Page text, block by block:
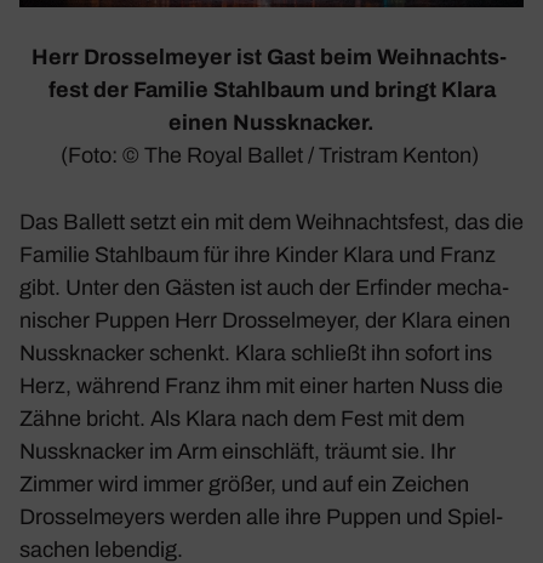
Herr Dros­sel­meyer ist Gast beim Weih­nachts­
fest der Familie Stahl­baum und bringt Klara
einen Nuss­kna­cker.
(Foto: © The Royal Ballet / Tristram Kenton)
Das Ballett setzt ein mit dem Weih­nachts­fest, das die
Familie Stahl­baum für ihre Kinder Klara und Franz
gibt. Unter den Gästen ist auch der Erfinder mecha­
ni­scher Puppen Herr Dros­sel­meyer, der Klara einen
Nuss­kna­cker schenkt. Klara schließt ihn sofort ins
Herz, während Franz ihm mit einer harten Nuss die
Zähne bricht. Als Klara nach dem Fest mit dem
Nuss­kna­cker im Arm einschläft, träumt sie. Ihr
Zimmer wird immer größer, und auf ein Zeichen
Dros­sel­meyers werden alle ihre Puppen und Spiel­
sa­chen lebendig.